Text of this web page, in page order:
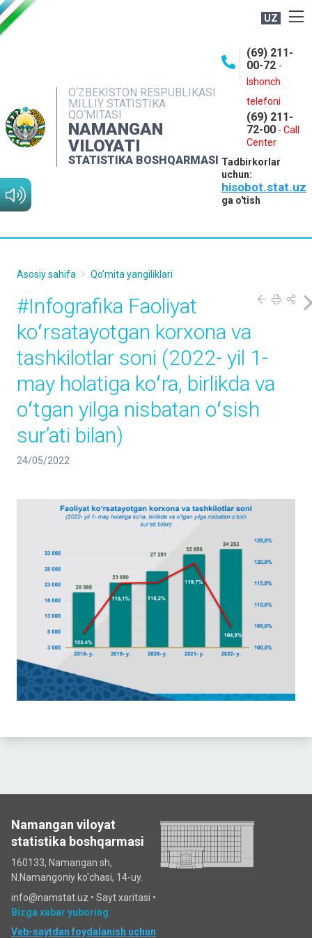
UZ
O‘ZBEKISTON RESPUBLIKASI
MILLIY STATISTIKA
QO‘MITASI
NAMANGAN
VILOYATI
STATISTIKA BOSHQARMASI
(69) 211-
00-72 -
Ishonch
telefoni
(69) 211-
72-00 - Call
Center
Tadbirkorlar
uchun:
hisobot.stat.uz
ga o'tish
NASHRLAR
INTERAKTIV XIZMATLAR
MATBUOT XIZMATI
MUROJAATLAR
Asosiy sahifa Qo'mita yangiliklari
#Infografika Faoliyat
koʻrsatayotgan korxona va
tashkilotlar soni (2022- yil 1-
may holatiga koʻra, birlikda va
oʻtgan yilga nisbatan oʻsish
sur’ati bilan)
24/05/2022
Namangan viloyat
statistika boshqarmasi
160133, Namangan sh,
N.Namangoniy ko'chasi, 14-uy.
info@namstat.uz • Sayt xaritasi •
Bizga xabar yuboring
Veb-saytdan foydalanish uchun